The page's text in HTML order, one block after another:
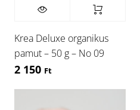
Krea Deluxe organikus
pamut – 50 g – No 09
2 150 Ft